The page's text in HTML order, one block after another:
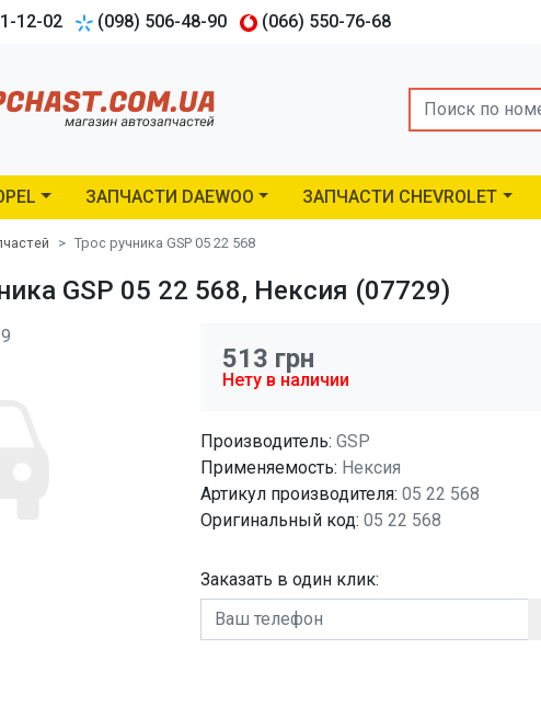
12-02 (098) 506-48-90 (066) 550-76-68
Search
ЗАПЧАСТИ DAEWOO ЗАПЧАСТИ CHEVROLET
Трос ручника GSP 05 22 568
GSP 05 22 568, Нексия (07729)
513 грн
Нету в наличии
Производитель: GSP
Применяемость: Нексия
Артикул производителя: 05 22 568
Оригинальный код: 05 22 568
Заказать в один клик: